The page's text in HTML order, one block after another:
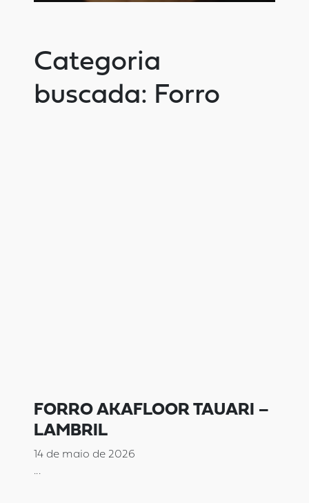
Categoria
buscada: Forro
FORRO AKAFLOOR TAUARI –
LAMBRIL
14 de maio de 2026
...